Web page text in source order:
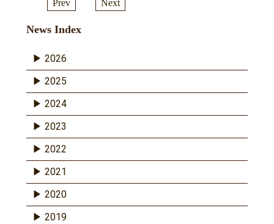
Prev Next
News Index
2026
2025
2024
2023
2022
2021
2020
2019